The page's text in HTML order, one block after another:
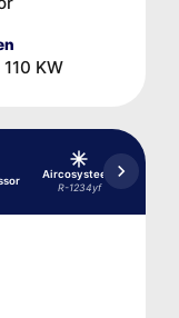
KW
Aircosysteem
R-1234yf